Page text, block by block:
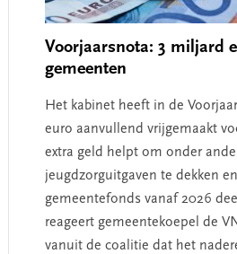
Voorjaarsnota: 3 miljard
gemeenten
Het kabinet heeft in de
euro aanvullend vrijgemaakt
extra geld helpt om onder
jeugdzorguitgaven te dekken
gemeentefonds vanaf 2026
reageert gemeentekoepel de
vanuit de coalitie dat het